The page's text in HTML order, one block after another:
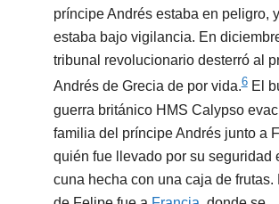
príncipe Andrés estaba en peligro,
estaba bajo vigilancia. En
tribunal revolucionario desterró al
Andrés de Grecia de por vida.6 El
guerra británico HMS Calypso
familia del príncipe Andrés junto a
quién fue llevado por su seguridad
cuna hecha con una caja de frutas.